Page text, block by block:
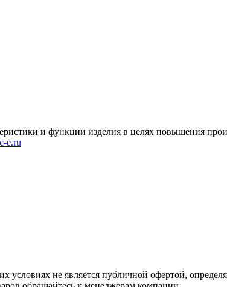
и функции изделия в целях повышения
e.ru
не является публичной офертой,